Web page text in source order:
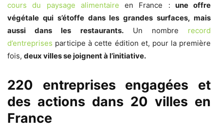
cours du paysage alimentaire en France : une offre
végétale qui s’étoffe dans les grandes surfaces, mais
aussi dans les restaurants.Un nombre record
d’entreprises participe à cette édition et, pour la première
fois, deux villes se joignent à l’initiative.
220 entreprises engagées et
des actions dans 20 villes en
France